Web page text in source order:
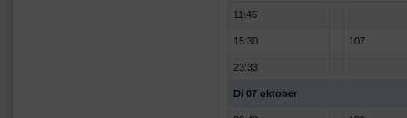
11:45
15:30 107
23:33
Di 07 oktober